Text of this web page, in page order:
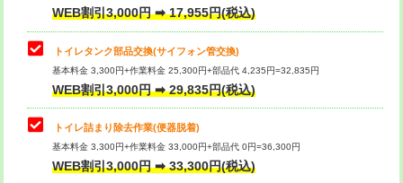
WEB割引3,000円 ➡ 17,955円(税込)
トイレタンク部品交換(サイフォン管交換)
基本料金 3,300円+作業料金 25,300円+部品代 4,235円=32,835円
WEB割引3,000円 ➡ 29,835円(税込)
トイレ詰まり除去作業(便器脱着)
基本料金 3,300円+作業料金 33,000円+部品代 0円=36,300円
WEB割引3,000円 ➡ 33,300円(税込)